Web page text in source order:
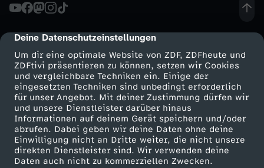
cmp-dialog-description
Deine Datenschutzeinstellungen
Um dir eine optimale Website von ZDF, ZDFheute und
ZDFtivi präsentieren zu können, setzen wir Cookies
und vergleichbare Techniken ein. Einige der
eingesetzten Techniken sind unbedingt erforderlich
für unser Angebot. Mit deiner Zustimmung dürfen wir
und unsere Dienstleister darüber hinaus
Informationen auf deinem Gerät speichern und/oder
abrufen. Dabei geben wir deine Daten ohne deine
Einwilligung nicht an Dritte weiter, die nicht unsere
direkten Dienstleister sind. Wir verwenden deine
Daten auch nicht zu kommerziellen Zwecken.
8
.
N
o
v
e
Mehr ZDF
ZDF-Apps
Smart TV
ZDFtext
Service
ZDFmitreden
Kontakt zum ZDF
Tickets